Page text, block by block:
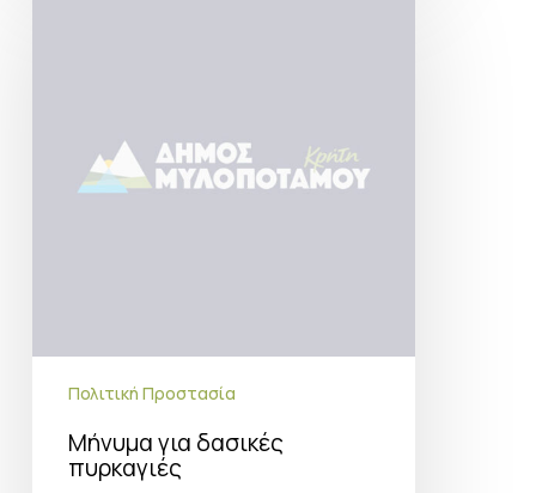
Πολιτική Προστασία
Μήνυμα για δασικές
πυρκαγιές